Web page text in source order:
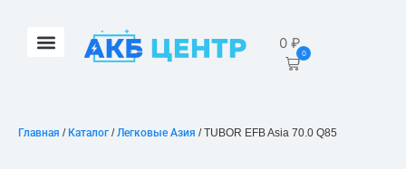
0₽
0
Главная / Каталог /Легковые Азия / TUBOR EFB Asia 70.0 Q85